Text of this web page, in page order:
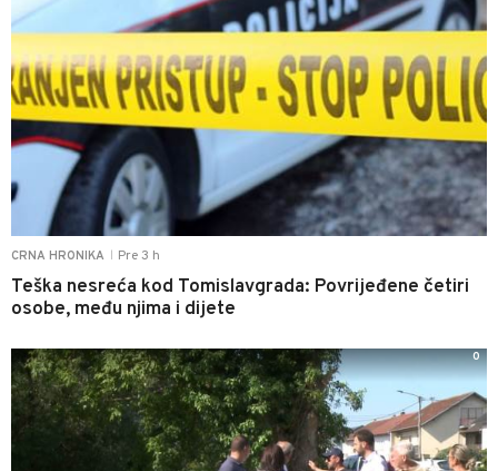
CRNA HRONIKA Pre 3 h
Teška nesreća kod Tomislavgrada: Povrijeđene četiri
osobe, među njima i dijete
0